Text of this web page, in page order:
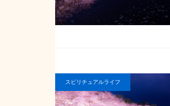
スピリチュアルライフ